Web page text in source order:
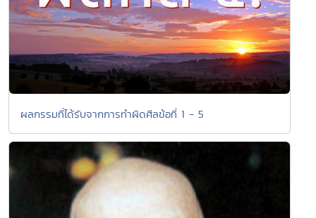
ผลกรรมที่ได้รับจากการทำผิดศีลข้อที่ 1 - 5